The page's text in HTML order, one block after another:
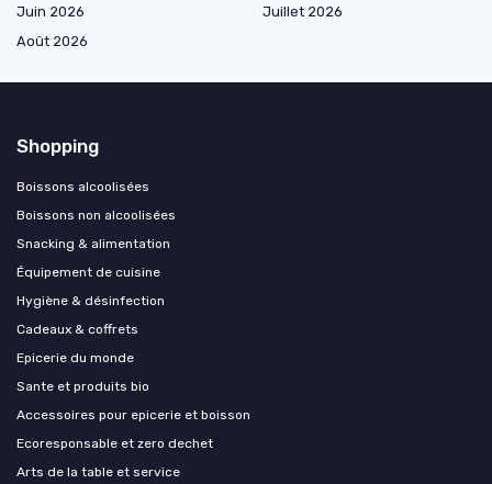
Juin 2026
Juillet 2026
Août 2026
Shopping
Boissons alcoolisées
Boissons non alcoolisées
Snacking & alimentation
Équipement de cuisine
Hygiène & désinfection
Cadeaux & coffrets
Epicerie du monde
Sante et produits bio
Accessoires pour epicerie et boisson
Ecoresponsable et zero dechet
Arts de la table et service